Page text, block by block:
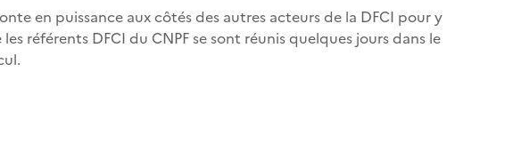
en puissance aux côtés des autres acteurs de la DFCI pour y
référents DFCI du CNPF se sont réunis quelques jours dans le